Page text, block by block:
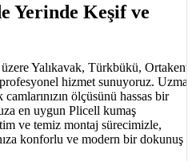
Yerinde Keşif ve
Yalıkavak, Türkbükü, Ortakent
hizmet sunuyoruz.
ölçüsünü hassas bir
en uygun Plicell kumaş
ve temiz montaj sürecimizle,
konforlu ve modern bir dokunuş